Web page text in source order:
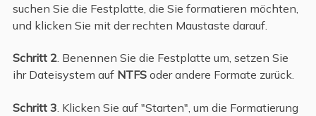
suchen Sie die Festplatte, die Sie formatieren möchten,
und klicken Sie mit der rechten Maustaste darauf.
Schritt 2. Benennen Sie die Festplatte um, setzen Sie
ihr Dateisystem auf NTFSoder andere Formate zurück.
Schritt 3 . Klicken Sie auf "Starten", um die Formatierung